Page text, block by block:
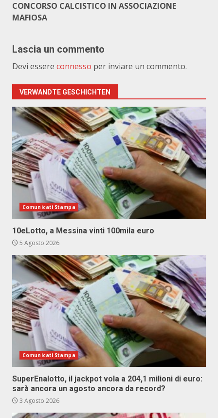
CONCORSO CALCISTICO IN ASSOCIAZIONE
MAFIOSA
Lascia un commento
Devi essere connesso per inviare un commento.
VERWANDTE GESCHICHTEN
Comunicati Stampa
10eLotto, a Messina vinti 100mila euro
5 Agosto 2026
Comunicati Stampa
SuperEnalotto, il jackpot vola a 204,1 milioni di euro:
sarà ancora un agosto ancora da record?
3 Agosto 2026